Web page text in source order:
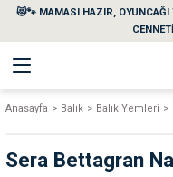
😻🐾 MAMASI HAZIR,
Geri
Geri
Geri
Geri
Geri
Geri
Anasayfa Balık Balık Yemleri
Sera Bettagran